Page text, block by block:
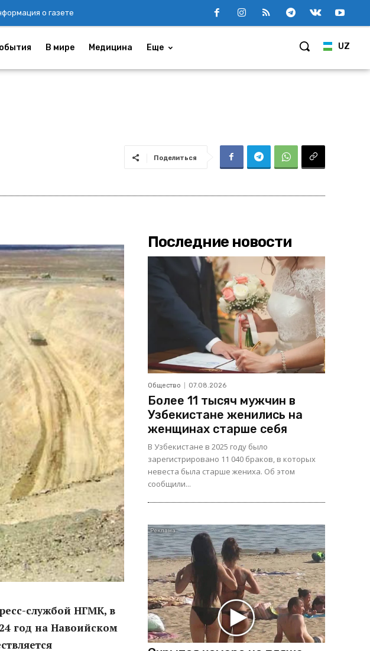
о газете
UZ
В мире Медицина Еще
Поделиться
службой НГМК, в
год на Навоийском
Последние новости
Общество 07.08.2026
Более 11 тысяч мужчин в
Узбекистане женились на
женщинах старше себя
В Узбекистане в 2025 году было
зарегистрировано 11 040 браков, в которых
невеста была старше жениха. Об этом
сообщили...